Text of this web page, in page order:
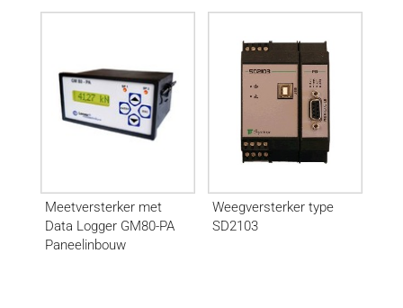
Meetversterker met
Data Logger GM80-PA
Paneelinbouw
Weegversterker type
SD2103